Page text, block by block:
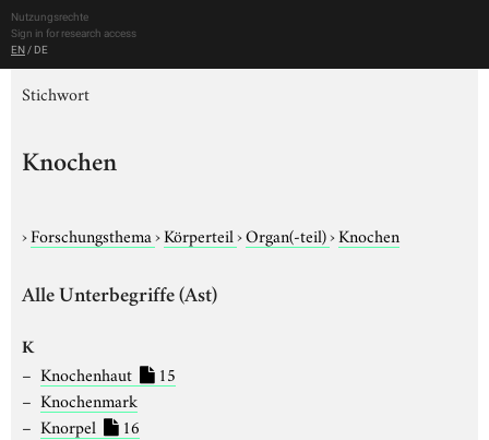
Nutzungsrechte
Sign in for research access
EN / DE
Stichwort
Knochen
›Forschungsthema›Körperteil›Organ(-teil)›Knochen
Alle Unterbegriffe (Ast)
K
Knochenhaut
15
Knochenmark
Knorpel
16